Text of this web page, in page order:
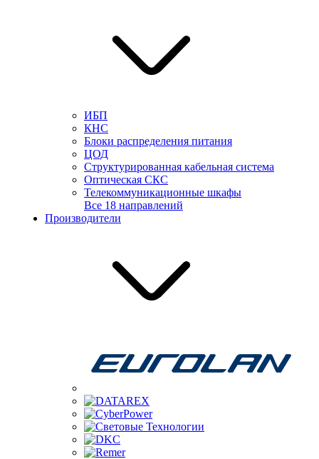
ИБП
КНС
Блоки распределения питания
ЦОД
Структурированная кабельная система
Оптическая СКС
Телекоммуникационные шкафы
Все 18 направлений
Производители